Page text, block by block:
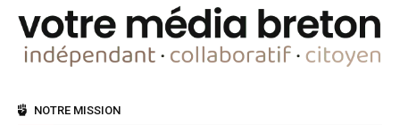
NOTRE MISSION